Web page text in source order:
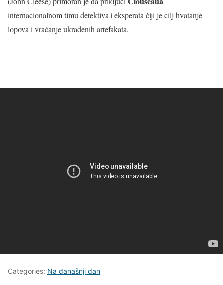
internacionalnom timu detektiva i eksperata čiji je cilj hvatanje
lopova i vraćanje ukradenih artefakata.
Categories: Na današnji dan